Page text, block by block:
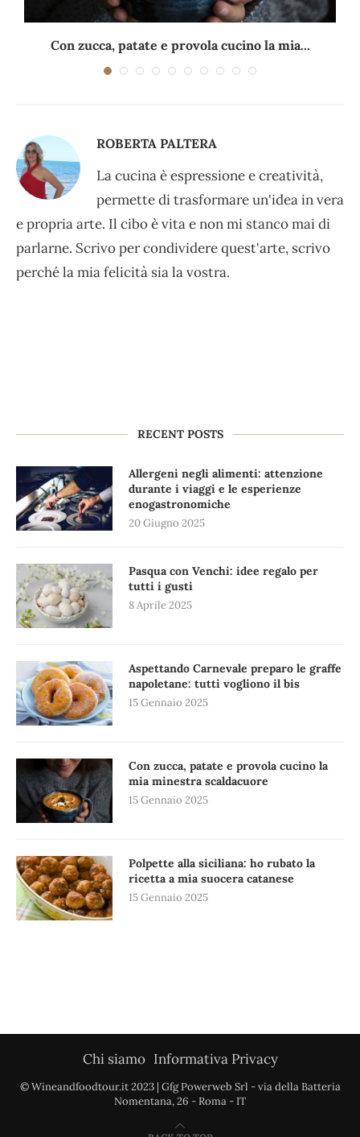
Con zucca, patate e provola cucino la mia...
ROBERTA PALTERA
La cucina è espressione e creatività,
permette di trasformare un'idea in vera
e propria arte. Il cibo è vita e non mi stanco mai di
parlarne. Scrivo per condividere quest'arte, scrivo
perché la mia felicità sia la vostra.
RECENT POSTS
Allergeni negli alimenti: attenzione
durante i viaggi e le esperienze
enogastronomiche
20 Giugno 2025
Pasqua con Venchi: idee regalo per
tutti i gusti
8 Aprile 2025
Aspettando Carnevale preparo le graffe
napoletane: tutti vogliono il bis
15 Gennaio 2025
Con zucca, patate e provola cucino la
mia minestra scaldacuore
15 Gennaio 2025
Polpette alla siciliana: ho rubato la
ricetta a mia suocera catanese
15 Gennaio 2025
Chi siamo Informativa Privacy
© Wineandfoodtour.it 2023 | Gfg Powerweb Srl - via della Batteria
Nomentana, 26 - Roma - IT